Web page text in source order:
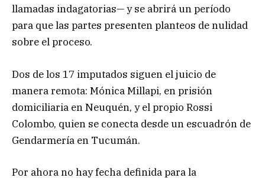
llamadas indagatorias— y se abrirá un período
para que las partes presenten planteos de nulidad
sobre el proceso.
Dos de los 17 imputados siguen el juicio de
manera remota: Mónica Millapi, en prisión
domiciliaria en Neuquén, y el propio Rossi
Colombo, quien se conecta desde un escuadrón de
Gendarmería en Tucumán.
Por ahora no hay fecha definida para la